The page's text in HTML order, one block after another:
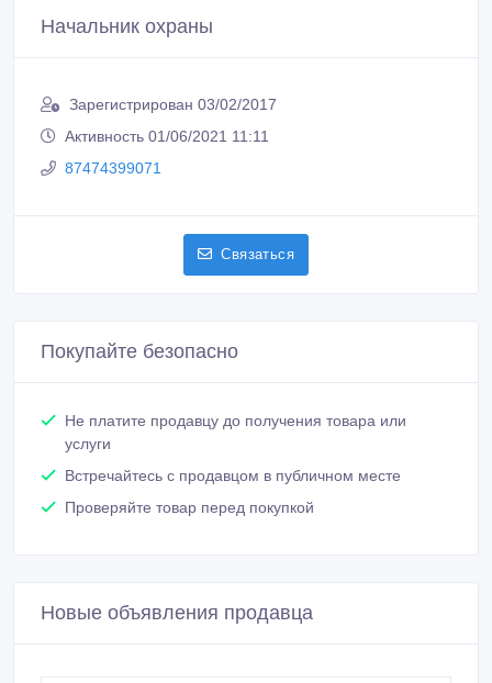
Начальник охраны
Зарегистрирован 03/02/2017
Активность 01/06/2021 11:11
87474399071
Связаться
Покупайте безопасно
Не платите продавцу до получения товара или
услуги
Встречайтесь с продавцом в публичном месте
Проверяйте товар перед покупкой
Новые объявления продавца